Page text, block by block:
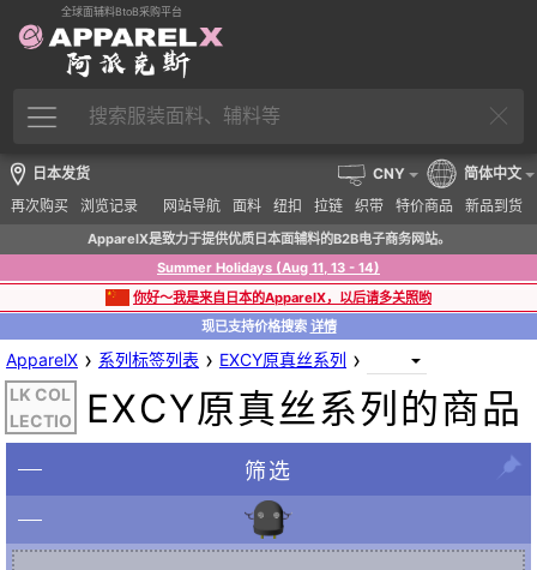
全球面辅料BtoB采购平台
日本发货
再次购买
浏览记录 网站导航 面料 纽扣 拉链 织带 特价商品 新品到货
CNY 简体中文
ApparelX是致力于提供优质日本面辅料的B2B电子商务网站。
Summer Holidays (Aug 11, 13 - 14)
你好～我是来自日本的ApparelX，以后请多关照哟
现已支持价格搜索 详情
ApparelX › 系列标签列表 › EXCY原真丝系列 ›
EXCY SI
LK COL
LECTIO
N
EXCY原真丝系列的商品
筛选